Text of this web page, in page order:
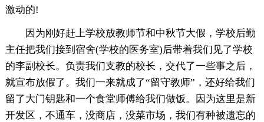
激动的!
因为刚好赶上学校放教师节和中秋节大假，学校后勤
主任把我们接到宿舍(学校的医务室)后带着我们见了学校
的李副校长。负责我们支教的校长，交代了一些事之后，
就宣布放假了。我们一来就成了“留守教师”，还好给我们
留了大门钥匙和一个食堂师傅给我们做饭。因为这里是新
开发区，不通车，没商店，没菜市场，我们有种被遗忘的